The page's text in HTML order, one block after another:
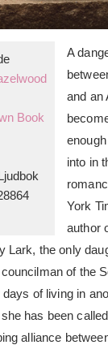
Book
A
and an
into in
York
author
Lark, the only
of the
of living in
has been
alliance